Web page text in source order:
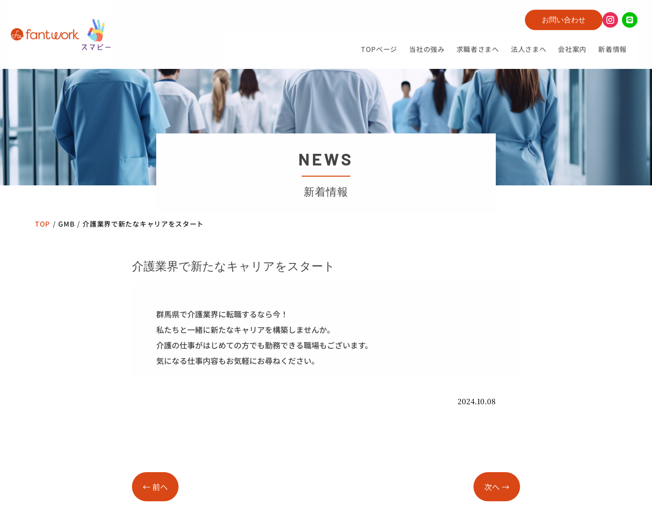
お問い合わせ
TOPページ 当社の強み 求職者さまへ 法人さまへ 会社案内 新着情報
NEWS
新着情報
TOP / GMB / 介護業界で新たなキャリアをスタート
介護業界で新たなキャリアをスタート
群馬県で介護業界に転職するなら今！
私たちと一緒に新たなキャリアを構築しませんか。
介護の仕事がはじめての方でも勤務できる職場もございます。
気になる仕事内容もお気軽にお尋ねください。
2024.10.08
←前へ 次へ →